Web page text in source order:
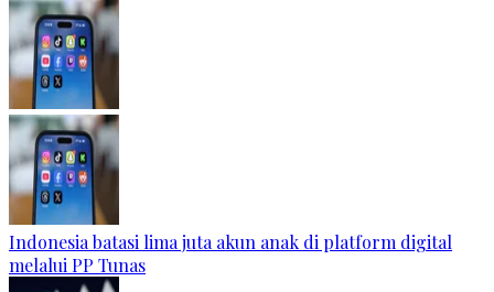
Indonesia batasi lima juta akun anak di platform digital
melalui PP Tunas